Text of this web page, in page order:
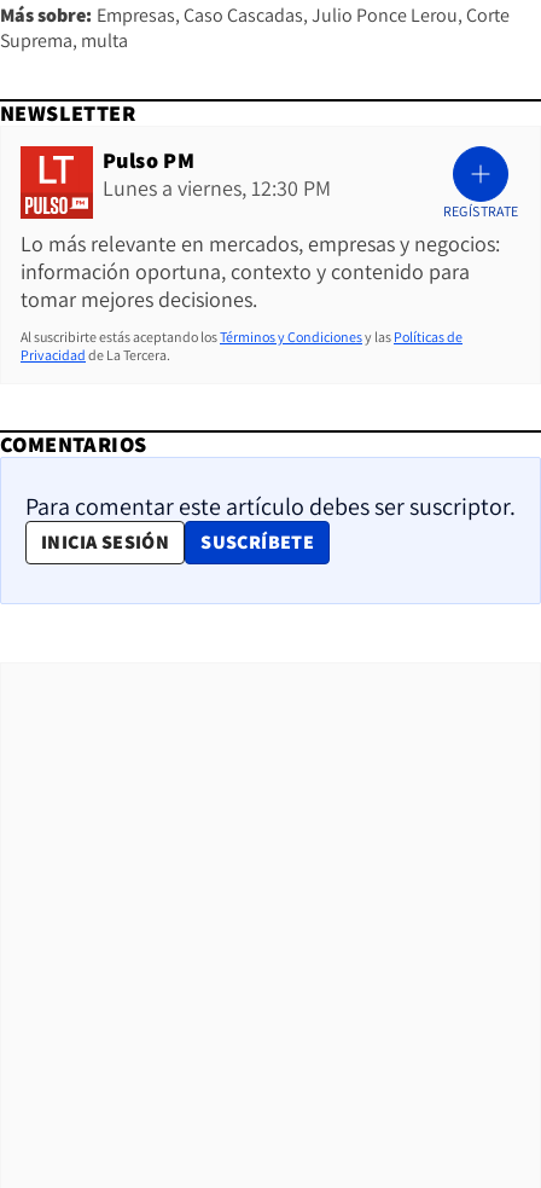
Más sobre: Empresas Caso Cascadas Julio Ponce Lerou Corte
Suprema multa
NEWSLETTER
Pulso PM
Lunes a viernes, 12:30 PM
Lo más relevante en mercados, empresas y negocios:
información oportuna, contexto y contenido para
tomar mejores decisiones.
REGÍSTRATE
Al suscribirte estás aceptando losTérminos y Condicionesy las Políticas de
Privacidad de La Tercera.
COMENTARIOS
Para comentar este artículo debes ser suscriptor.
INICIA SESIÓN SUSCRÍBETE
OPENS IN NEW WINDOW